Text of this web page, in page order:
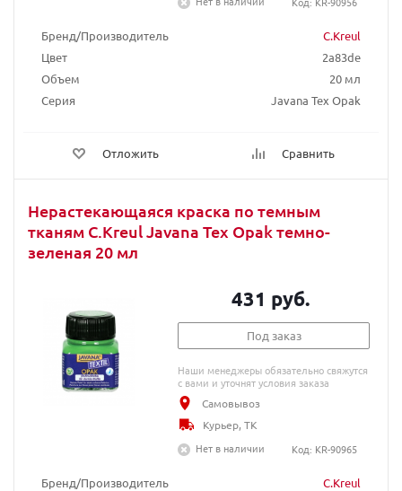
Бренд/Производитель
C.Kreul
Цвет
2a83de
Объем
20 мл
Серия
Javana Tex Opak
Отложить Сравнить
Нерастекающаяся краска по темным
тканям C.Kreul Javana Tex Opak темно-
зеленая 20 мл
Бренд/Производитель
C.Kreul
431 руб.
Под заказ
Наши менеджеры обязательно свяжутся
с вами и уточнят условия заказа
Самовывоз
Курьер, ТК
Нет в наличии
Код: KR-90965